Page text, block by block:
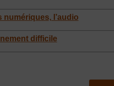
l’audio
difficile